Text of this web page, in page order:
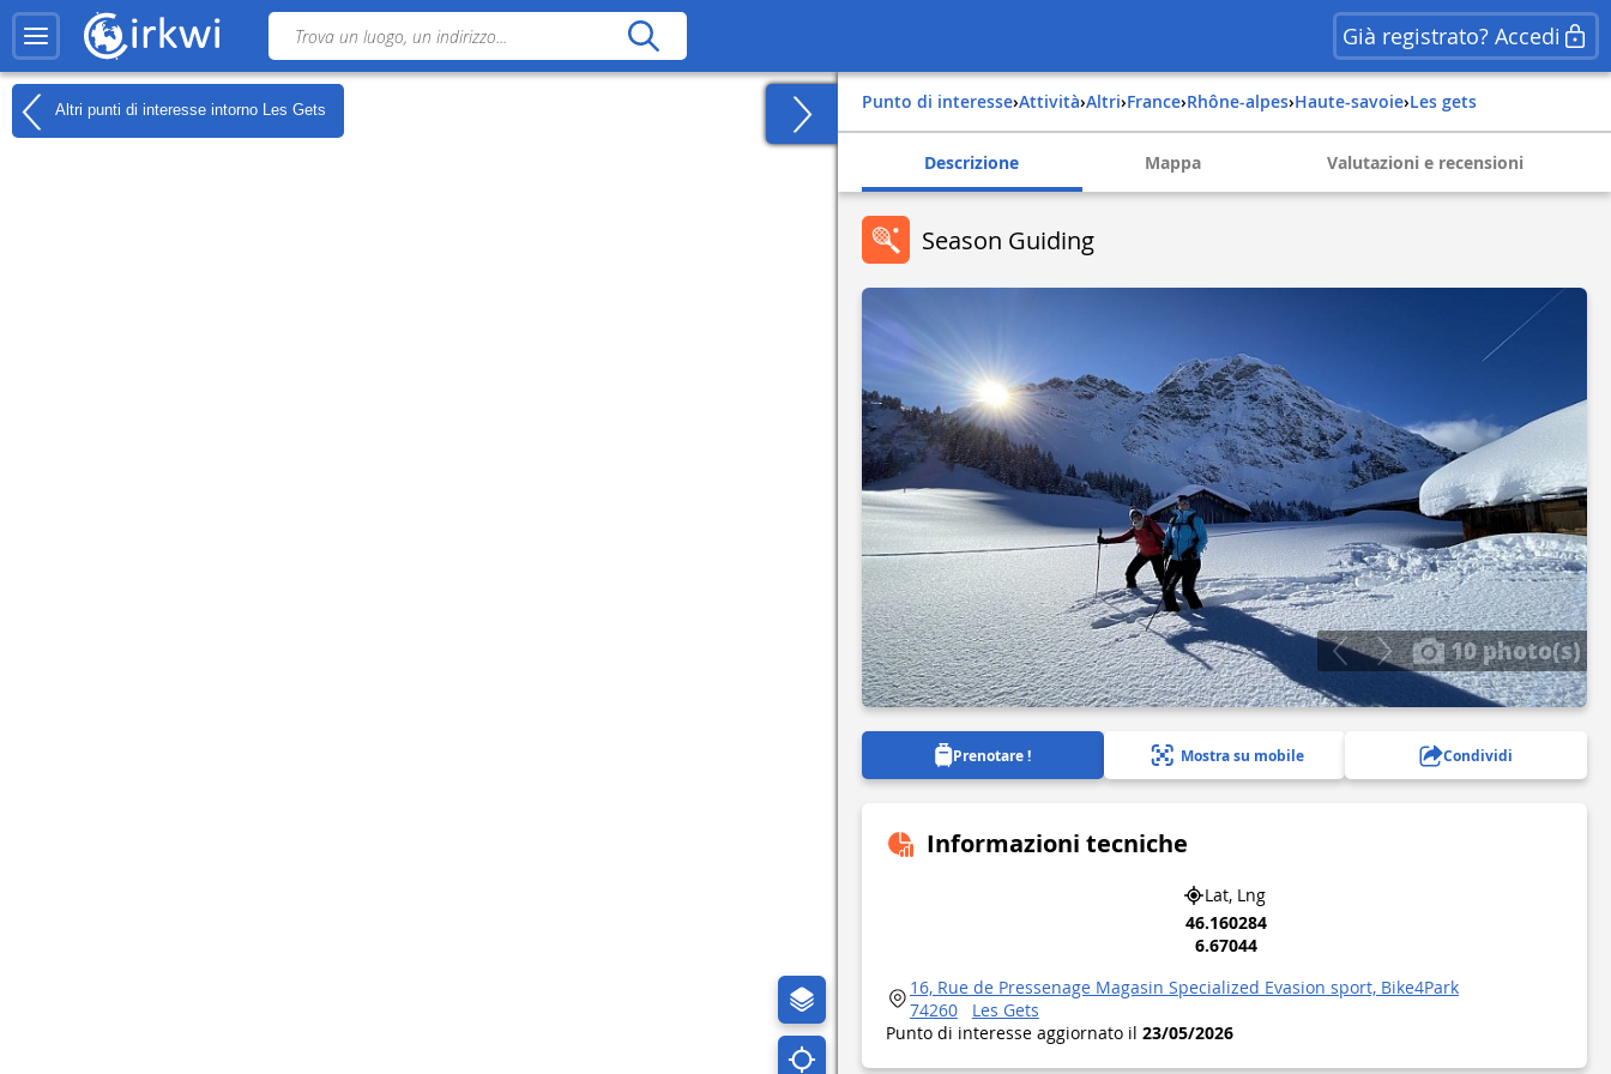
Già registrato? Accedi
Altri punti di interesse intorno Les Gets Punto di interesse› Attività› Altri› france› rhône-alpes› haute-savoie› les gets
Descrizione Mappa Valutazioni e recensioni
Season Guiding
10 photo(s)
Prenotare ! Mostra su mobile Condividi
Informazioni tecniche
Lat, Lng
46.160284
6.67044
16, Rue de Pressenage Magasin Specialized Evasion sport, Bike4Park
74260
Les Gets
Punto di interesse aggiornato il 23/05/2026